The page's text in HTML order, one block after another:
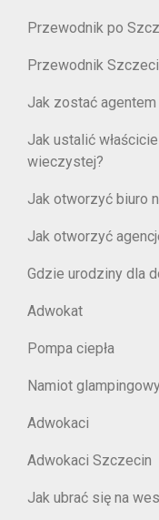
Przewodnik po
Przewodnik
Jak zostać
Jak ustalić
wieczystej?
Jak otworzyć biuro
Jak otworzyć
Gdzie urodziny dla
Adwokat
Pompa ciepła
Namiot
Adwokaci
Adwokaci Szczecin
Jak ubrać się na